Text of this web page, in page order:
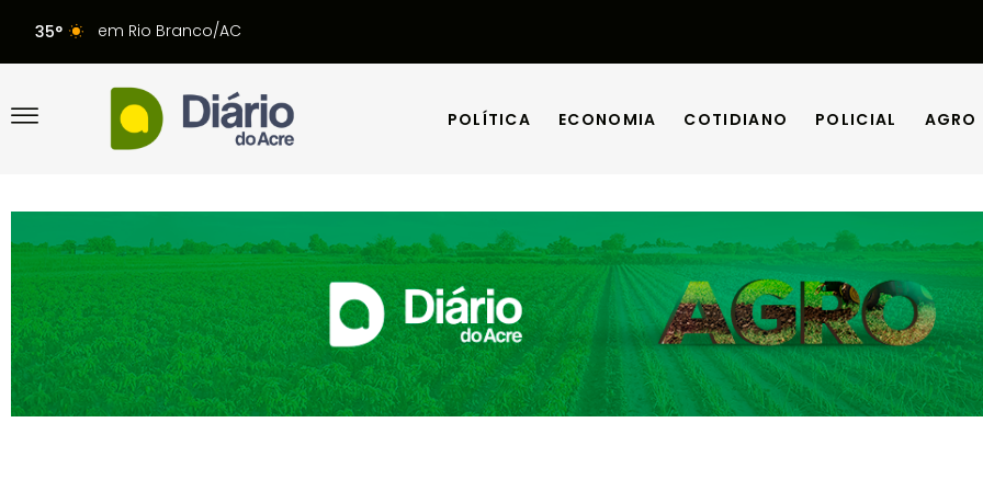
35° em Rio Branco/AC
POLÍTICA ECONOMIA COTIDIANO POLICIAL AGRO
POLÍTICA ECONOMIA COTIDIANO POLICIAL AGRO